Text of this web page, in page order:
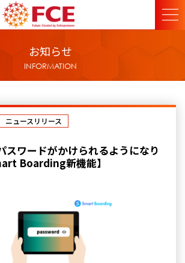
お知らせ
INFORMATION
ニュースリリース
スワードがかけられるようになり
Boarding新機能】